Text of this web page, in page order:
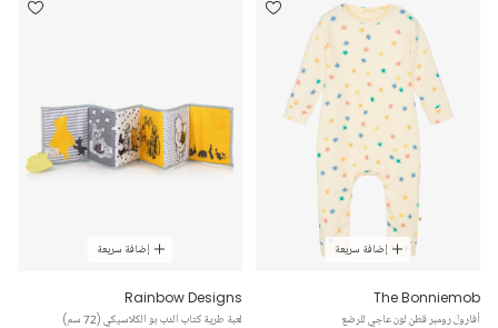
إضافة سريعة
The Bonniemob
أفارول رومبر قطن لون عاجي للرضع
إضافة سريعة
Rainbow Designs
لعبة طرية كتاب الدب بو الكلاسيكي (72 سم)